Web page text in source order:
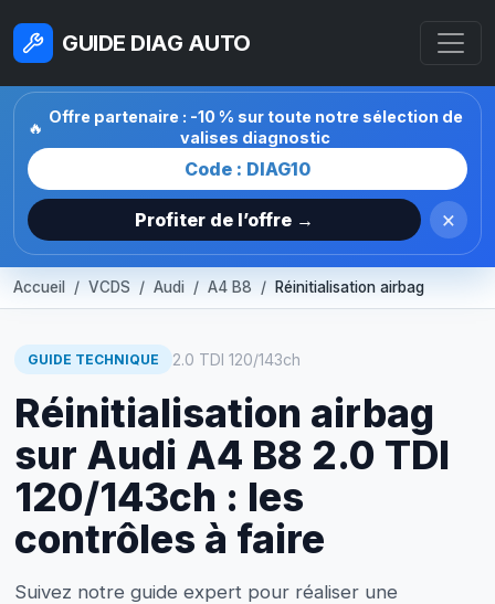
GUIDE DIAG AUTO
🔥
Offre partenaire : -10 % sur toute notre sélection de
valises diagnostic
Code : DIAG10
Profiter de l’offre → ×
Accueil VCDS Audi A4 B8 Réinitialisation airbag
GUIDE TECHNIQUE 2.0 TDI 120/143ch
Réinitialisation airbag
sur Audi A4 B8 2.0 TDI
120/143ch : les
contrôles à faire
Suivez notre guide expert pour réaliser une